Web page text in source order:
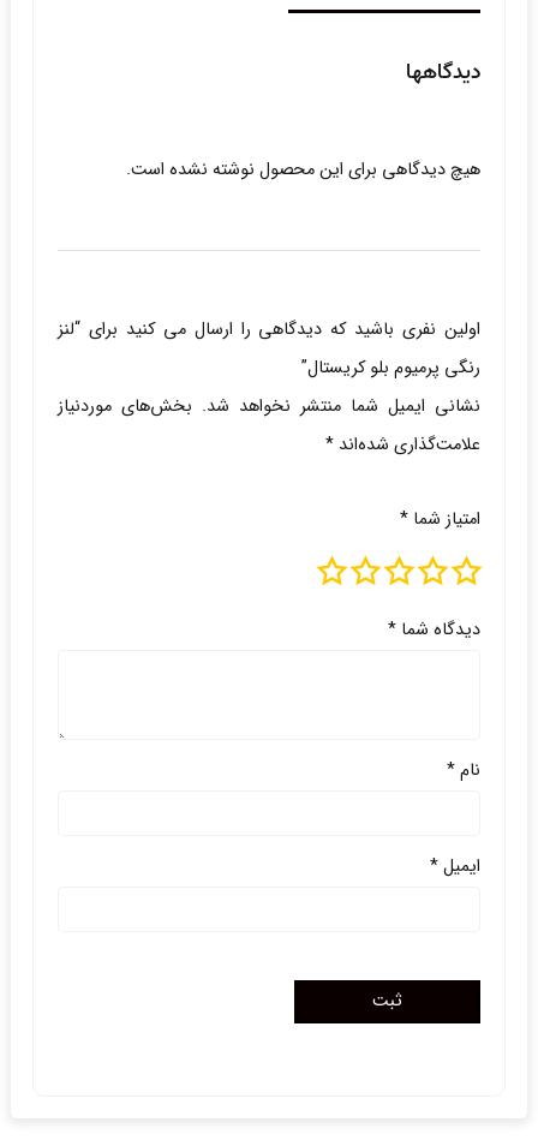
دیدگاهها
هیچ دیدگاهی برای این محصول نوشته نشده است.
اولین نفری باشید که دیدگاهی را ارسال می کنید برای “لنز
رنگی پرمیوم بلو کریستال”
نشانی ایمیل شما منتشر نخواهد شد. بخش‌های موردنیاز
علامت‌گذاری شده‌اند *
امتیاز شما *
دیدگاه شما *
نام*
ایمیل*